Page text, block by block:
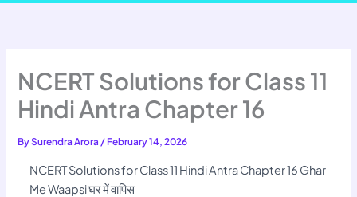
NCERT Solutions for Class 11
Hindi Antra Chapter 16
BySurendra Arora/ February 14, 2026
NCERT Solutions for Class 11 Hindi Antra Chapter 16 Ghar
Me Waapsi घर में वापिस